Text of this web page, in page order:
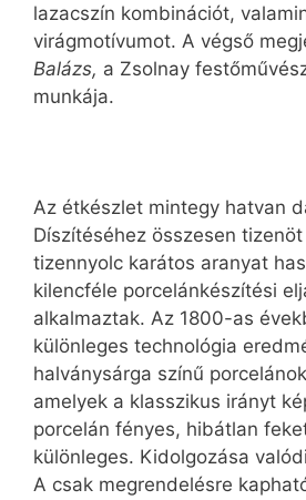
lazacszín kombinációt,
virágmotívumot. A végső
Balázs, a Zsolnay
munkája.
Az étkészlet mintegy hatvan
Díszítéséhez összesen
tizennyolc karátos aranyat
kilencféle porcelánkészítési
alkalmaztak. Az 1800-as
különleges technológia
halványsárga színű
amelyek a klasszikus irányt
porcelán fényes, hibátlan
különleges. Kidolgozása
A csak megrendelésre